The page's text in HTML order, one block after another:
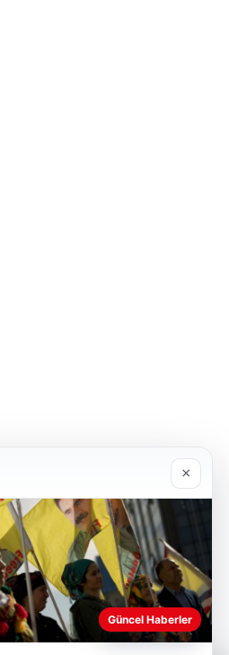
×
Güncel Haberler